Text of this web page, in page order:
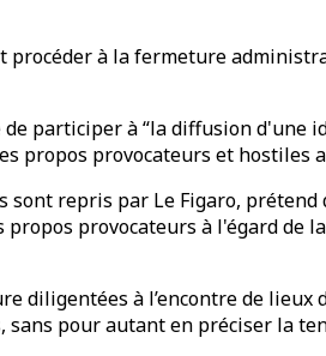
à la fermeture
participer à “la diffusion
provocateurs et hostiles
repris par Le Figaro,
provocateurs à l'égard
diligentées à l’encontre de
pour autant en préciser la